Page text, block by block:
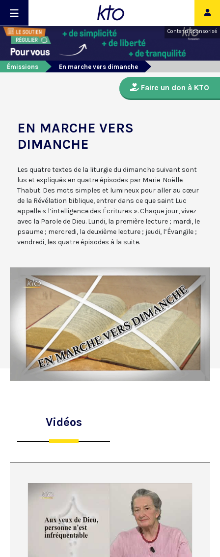
Contenu sponsorisé
Émissions En marche vers dimanche
Faire un don à KTO
EN MARCHE VERS
DIMANCHE
Les quatre textes de la liturgie du dimanche suivant sont
lus et expliqués en quatre épisodes par Marie-Noëlle
Thabut. Des mots simples et lumineux pour aller au cœur
de la Révélation biblique, entrer dans ce que saint Luc
appelle « l’intelligence des Écritures ». Chaque jour, vivez
avec la Parole de Dieu. Lundi, la première lecture ; mardi, le
psaume ; mercredi, la deuxième lecture ; jeudi, l’Évangile ;
vendredi, les quatre épisodes à la suite.
Vidéos